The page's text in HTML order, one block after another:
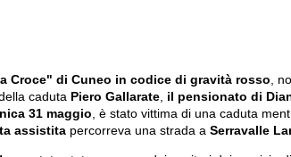
Croce" di Cuneo in codice di gravità rosso,
caduta Piero Gallarate, il pensionato di
31 maggio, è stato vittima di una caduta
assistita percorreva una strada a Serravalle